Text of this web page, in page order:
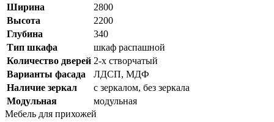
Ширина
2800
Высота
2200
Глубина
340
Тип шкафа
шкаф распашной
Количество дверей 2-х створчатый
Варианты фасада
ЛДСП, МДФ
Наличие зеркал
с зеркалом, без зеркала
Модульная
модульная
Мебель для прихожей